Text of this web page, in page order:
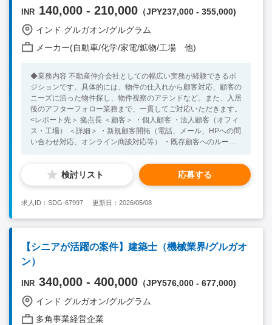
力（社内外からの依頼を理解し、疑問点に対して的確な質問が出
来る方。相手に対して正確に情報を伝えられる方）、チームワー
クが出来る方 ・ビジネスレベルの英語力（社内インド人スタッ
英文の和訳など） <あると望ましいスキル・経験> ・リサーチ業
の経験がある方
INR 140,000 - 210,000 （JPY237,000 - 355,000)
インド グルガオン/グルグラム
メーカー(自動車/化学/家電/鉱物/工場 他)
◆業務内容 不動産仲介会社としての幅広い実務が経験できるポ
ジションです。具体的には、物件の仕入れから顧客対応、顧客の
ニーズに沿った物件探し、物件視察のアテンドなど。また、入居
後のアフターフォロー業務まで、一貫してご対応いただきます。
<レポート先＞ 拠点長 ＜顧客＞ ・個人顧客 ・法人顧客（オフィ
ス・工場） ＜詳細＞ ・新規顧客開拓（電話、メール、HPへの問
い合わせ対応、オンライン商談対応等） ・既存顧客へのルート
成 ・内覧対応（クライアントとの調整およびブローカーとの調
整） 【要英語】 ・契約書締結・入居まで一貫したサポート ・
入居後のカスタマーサポート <Necessary Skill / Experience > ・
の英語力 ・業界経験は不問ですが、不動産業界に興味をお持ち
の方 <Preferable Skill / Experience> ・インドまたはその他海外
への渡航経験 ・営業または営業に類似するご経験をお持ちの方
検討リスト 応募する
求人ID：SDG-67997 更新日：2026/05/08
【シニアが活躍の案件】建築士（機械業界/グルガオ
ン）
INR 340,000 - 400,000 （JPY576,000 - 677,000)
インド グルガオン/グルグラム
多角事業経営企業